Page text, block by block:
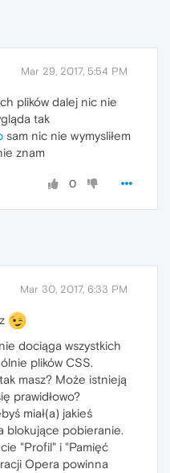
Mar 29, 2017, 5:54 PM
plików dalej nic nie
tak
sam nic nie wymysliłem
znam
0
Mar 30, 2017, 6:33 PM
dociąga wszystkich
plików CSS.
masz? Może istnieją
prawidłowo?
miał(a) jakieś
blokujące pobieranie.
"Profil" i "Pamięć
Opera powinna